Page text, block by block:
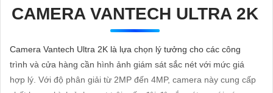
TƯ
VẤN
LẮP
CAMERA VANTECH ULTRA 2K
Camera Vantech Ultra 2K là lựa chọn lý tưởng cho các công
trình và cửa hàng cần hình ảnh giám sát sắc nét với mức giá
hợp lý. Với độ phân giải từ 2MP đến 4MP, camera này cung cấp